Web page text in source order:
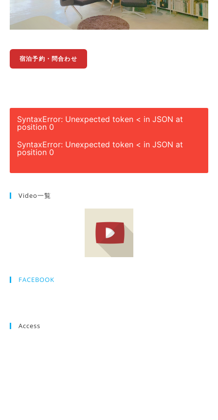
宿泊予約・問合わせ
SyntaxError: Unexpected token < in JSON at
position 0
SyntaxError: Unexpected token < in JSON at
position 0
Video一覧
FACEBOOK
Access